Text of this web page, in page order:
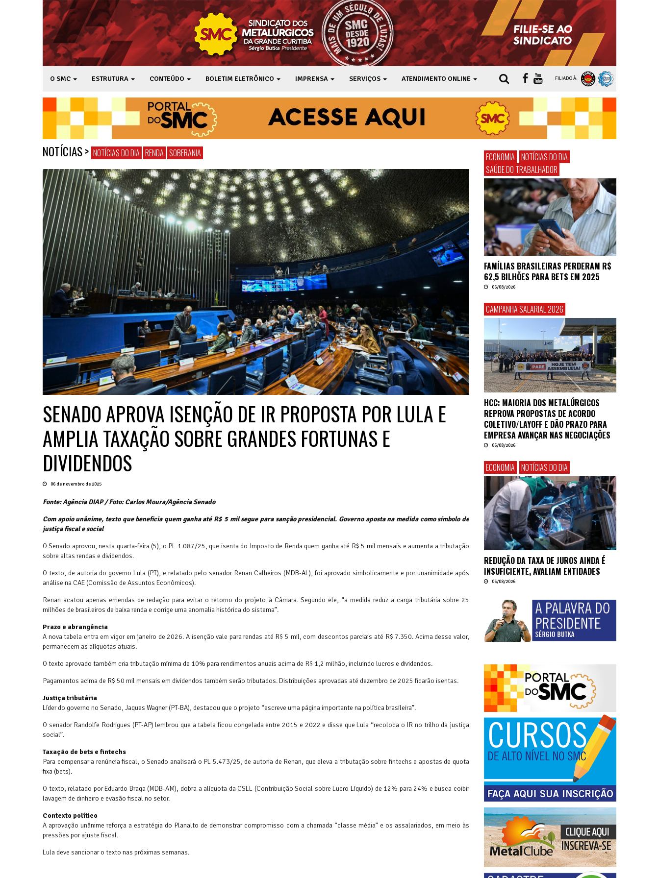
O SMC ESTRUTURA CONTEÚDO BOLETIM ELETRÔNICO IMPRENSA SERVIÇOS ATENDIMENTO ONLINE FILIADO À:
NOTÍCIAS> NOTÍCIAS DO DIA RENDA SOBERANIA
SENADO APROVA ISENÇÃO DE IR PROPOSTA POR LULA E
AMPLIA TAXAÇÃO SOBRE GRANDES FORTUNAS E
DIVIDENDOS
06 de novembro de 2025
Fonte: Agência DIAP / Foto: Carlos Moura/Agência Senado
Com apoio unânime, texto que beneficia quem ganha até R$ 5 mil segue para sanção presidencial. Governo aposta na medida como símbolo de
justiça fiscal e social
O Senado aprovou, nesta quarta-feira (5), o PL 1.087/25, que isenta do Imposto de Renda quem ganha até R$ 5 mil mensais e aumenta a tributação
sobre altas rendas e dividendos.
O texto, de autoria do governo Lula (PT), e relatado pelo senador Renan Calheiros (MDB-AL), foi aprovado simbolicamente e por unanimidade após
análise na CAE (Comissão de Assuntos Econômicos).
Renan acatou apenas emendas de redação para evitar o retorno do projeto à Câmara. Segundo ele, “a medida reduz a carga tributária sobre 25
milhões de brasileiros de baixa renda e corrige uma anomalia histórica do sistema”.
Prazo e abrangência
A nova tabela entra em vigor em janeiro de 2026. A isenção vale para rendas até R$ 5 mil, com descontos parciais até R$ 7.350. Acima desse valor,
permanecem as alíquotas atuais.
O texto aprovado também cria tributação mínima de 10% para rendimentos anuais acima de R$ 1,2 milhão, incluindo lucros e dividendos.
Pagamentos acima de R$ 50 mil mensais em dividendos também serão tributados. Distribuições aprovadas até dezembro de 2025 ficarão isentas.
Justiça tributária
Líder do governo no Senado, Jaques Wagner (PT-BA), destacou que o projeto “escreve uma página importante na política brasileira”.
O senador Randolfe Rodrigues (PT-AP) lembrou que a tabela ficou congelada entre 2015 e 2022 e disse que Lula “recoloca o IR no trilho da justiça
social”.
Taxação de bets e fintechs
Para compensar a renúncia fiscal, o Senado analisará o PL 5.473/25, de autoria de Renan, que eleva a tributação sobre fintechs e apostas de quota
fixa (bets).
O texto, relatado por Eduardo Braga (MDB-AM), dobra a alíquota da CSLL (Contribuição Social sobre Lucro Líquido) de 12% para 24% e busca coibir
lavagem de dinheiro e evasão fiscal no setor.
Contexto político
A aprovação unânime reforça a estratégia do Planalto de demonstrar compromisso com a chamada “classe média” e os assalariados, em meio às
pressões por ajuste fiscal.
Lula deve sancionar o texto nas próximas semanas.
ECONOMIA NOTÍCIAS DO DIA
SAÚDE DO TRABALHADOR
FAMÍLIAS BRASILEIRAS PERDERAM R$
62,5 BILHÕES PARA BETS EM 2025
06/08/2026
CAMPANHA SALARIAL 2026
HCC: MAIORIA DOS METALÚRGICOS
REPROVA PROPOSTAS DE ACORDO
COLETIVO/LAYOFF E DÃO PRAZO PARA
EMPRESA AVANÇAR NAS NEGOCIAÇÕES
06/08/2026
ECONOMIA NOTÍCIAS DO DIA
REDUÇÃO DA TAXA DE JUROS AINDA É
INSUFICIENTE, AVALIAM ENTIDADES
06/08/2026